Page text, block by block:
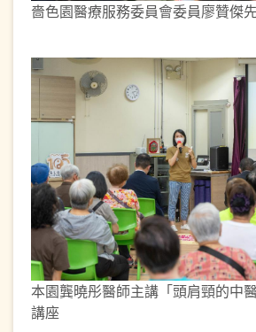
嗇色園醫療服務委員會委員廖贊傑
本園龔曉彤醫師主講「頭肩頸的中
講座